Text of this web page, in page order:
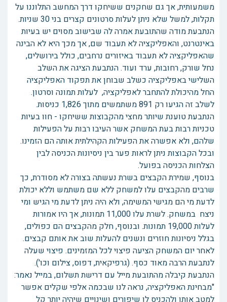
משמעותית, אך גם שחקנים ששיחקו דרך המחשב התלוננו על
תקלות, למשל שלא ניתן לעלות סרטונים קצרים בני 30 שניות.
הנתבעת מודה שהתובעת אמרה לה שבישוב מסוים יש בעיות
באינטרנט, והאפליקציה לא תעבוד שם, אך מכך היא לא הבינה
שהאפליקציה לא תעבוד באיזורים נרחבים, כולל בירושלים,
נחל שורק, רחובות, ערד ועוד. הנתבעת הציגה את השלב
השלישי באפליקציה כשלב שבוחן את תפקוד האפליקציה
החל מהיכולת להתחבר לאפליקציה, לעלות תמונה וסרטון.
לשלב זה הגיעו רק 891 משתמשים מתוך 1,826 כניסות.
הנתבעת טוענת שיותר מחצי מהקבוצות ששיחקו - חוו בעיות
טכניות רבות בעת המשחק אשר העיבו רבות על הפעילות
שלהם, ולא אפשרה את הפעילות הקהילתית אותה הם הזמינו.
ובכל הקבוצות ניתן לראות פער בין ניסיונות הכניסה לבין
הצלחות הכניסה בפועל.
בנוסף, שמירת הקבצים בשרת נעשתה בצורה לא מסודרת, כך
שרבים מהקבצים עלו למשחק ללא שם משתמש וללא יכולת
לדעת מי הם מגישי המשימה, ולא היה ניתן לדעת מי הגיש ומי
ניצח במשחק. לשרת עלו 11,000 תמונות, אך היו אמורות
לעלות 19,000 תמונות. ובנוסף, חלק מהקבצים הם כפולים,
בגלל ניסיונות חוזרים ונשנים להעלות שוב את אותם קבצים.
לאחר יום המשחק הציעה פיצוי לכל המזמינים. פיצוי שעלה
לנתבעת הרבה מאוד כסף. (גרפיקאית, דפוס, צילום וכו').
הנתבעת קיבלה מהתובעת מייל עם דרישת תשלום, במייל נאמר:
"מבחינת האפליקציה, נראה לנו שבכמה אלפי שקלים אפשר
למטב אותו ולהכניס לו שיפורים ושינויים שיהיה יותר קל